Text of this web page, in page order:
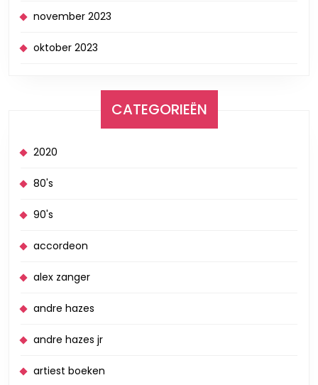
november 2023
oktober 2023
CATEGORIEËN
2020
80's
90's
accordeon
alex zanger
andre hazes
andre hazes jr
artiest boeken